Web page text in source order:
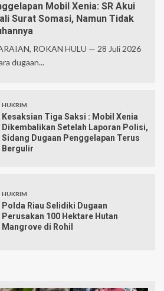
Mobil Xenia: SR Akui
Surat Somasi, Namun Tidak
ROKAN HULU — 28 Juli 2026
dugaan...
HUKRIM
Kesaksian Tiga Saksi : Mobil Xenia
Dikembalikan Setelah Laporan Polisi,
Sidang Dugaan Penggelapan Terus
Bergulir
HUKRIM
Polda Riau Selidiki Dugaan
Perusakan 100 Hektare Hutan
Mangrove di Rohil